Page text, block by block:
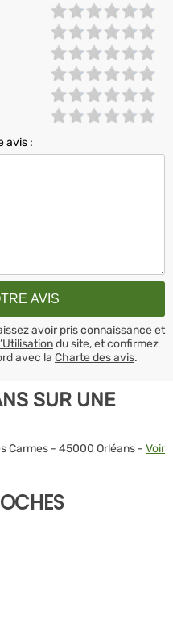
avis :
avoir pris connaissance et
du site, et confirmez
avec la Charte des avis.
SUR UNE
Carmes - 45000 Orléans - Voir